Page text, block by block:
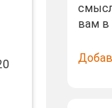
вам в